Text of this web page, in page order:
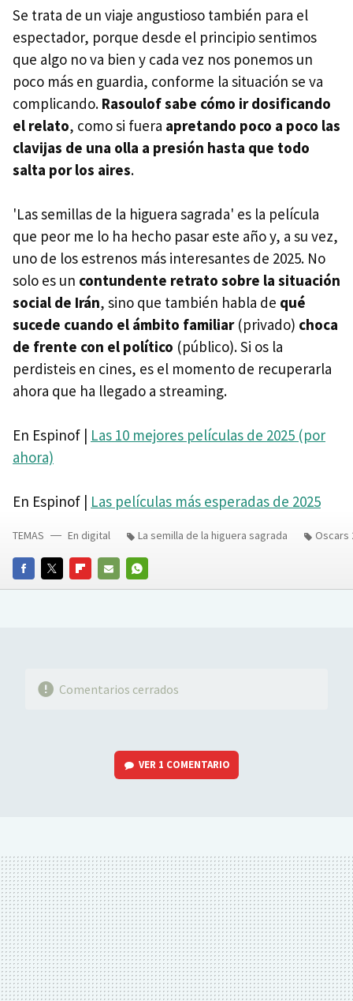
Se trata de un viaje angustioso también para el
espectador, porque desde el principio sentimos
que algo no va bien y cada vez nos ponemos un
poco más en guardia, conforme la situación se va
complicando. Rasoulof sabe cómo ir dosificando
el relato, como si fuera apretando poco a poco las
clavijas de una olla a presión hasta que todo
salta por los aires.
'Las semillas de la higuera sagrada' es la película
que peor me lo ha hecho pasar este año y, a su vez,
uno de los estrenos más interesantes de 2025. No
solo es un contundente retrato sobre la situación
social de Irán, sino que también habla de qué
sucede cuando el ámbito familiar(privado) choca
de frente con el político (público). Si os la
perdisteis en cines, es el momento de recuperarla
ahora que ha llegado a streaming.
En Espinof | Las 10 mejores películas de 2025 (por
ahora)
En Espinof | Las películas más esperadas de 2025
FACEBOOKTWITTERFLIPBOARD
E-
WHATSAPP
TEMAS En digital La semilla de la higuera sagrada Oscars
Comentarios cerrados
VER 1 COMENTARIO